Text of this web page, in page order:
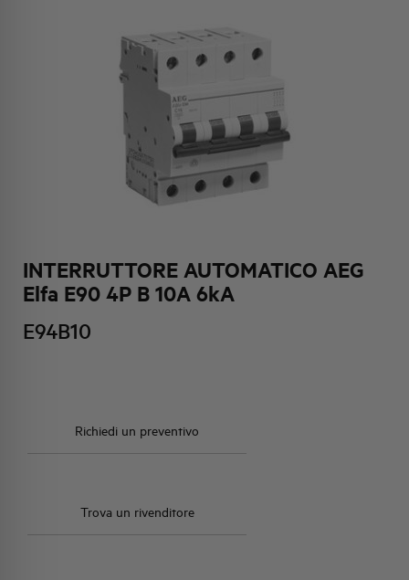
INTERRUTTORE AUTOMATICO AEG
Elfa E90 4P B 10A 6kA
E94B10
Richiedi un preventivo
Trova un rivenditore
IDENTITÀ AZIENDALE
ATTIVITÀ E MERCATI